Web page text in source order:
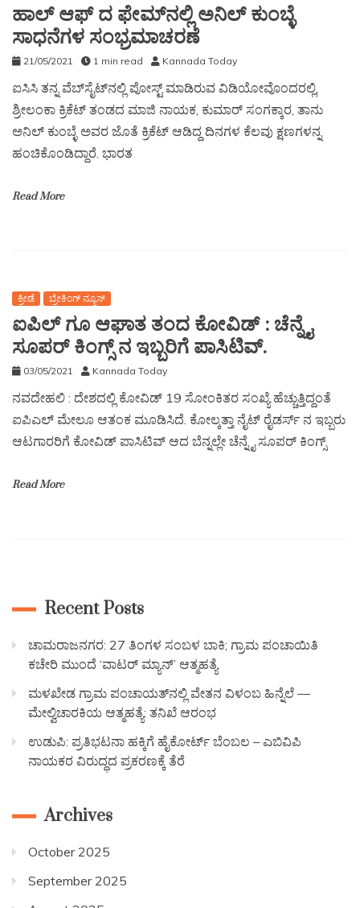
ಹಾಲ್ ಆಫ್ ದ ಫೇಮ್‍ನಲ್ಲಿ ಅನಿಲ್​ ಕುಂಬ್ಳೆ
ಸಾಧನೆಗಳ ಸಂಭ್ರಮಾಚರಣೆ
21/05/2021 1 min read Kannada Today
ಐಸಿಸಿ ತನ್ನ ವೆಬ್‍ಸೈಟ್‍ನಲ್ಲಿ ಪೋಸ್ಟ್ ಮಾಡಿರುವ ವಿಡಿಯೋವೊಂದರಲ್ಲಿ,
ಶ್ರೀಲಂಕಾ ಕ್ರಿಕೆಟ್ ತಂಡದ ಮಾಜಿ ನಾಯಕ, ಕುಮಾರ್ ಸಂಗಕ್ಕಾರ, ತಾನು
ಅನಿಲ್ ಕುಂಬ್ಳೆ ಅವರ ಜೊತೆ ಕ್ರಿಕೆಟ್ ಆಡಿದ್ದ ದಿನಗಳ ಕೆಲವು ಕ್ಷಣಗಳನ್ನ
ಹಂಚಿಕೊಂಡಿದ್ದಾರೆ. ಭಾರತ
Read More
ಕ್ರೀಡೆ ಬ್ರೇಕಿಂಗ್ ನ್ಯೂಸ್
ಐಪಿಲ್ ಗೂ ಆಘಾತ ತಂದ ಕೋವಿಡ್ : ಚೆನ್ನೈ
ಸೂಪರ್ ಕಿಂಗ್ಸ್ ನ ಇಬ್ಬರಿಗೆ ಪಾಸಿಟಿವ್.
03/05/2021 Kannada Today
ನವದೇಹಲಿ : ದೇಶದಲ್ಲಿ ಕೋವಿಡ್ 19 ಸೋಂಕಿತರ ಸಂಖ್ಯೆ ಹೆಚ್ಚುತ್ತಿದ್ದಂತೆ
ಐಪಿಎಲ್ ಮೇಲೂ ಆತಂಕ ಮೂಡಿಸಿದೆ. ಕೋಲ್ಕತ್ತಾ ನೈಟ್ ರೈಡರ್ಸ್ ನ ಇಬ್ಬರು
ಆಟಗಾರರಿಗೆ ಕೋವಿಡ್ ಪಾಸಿಟಿವ್ ಆದ ಬೆನ್ನಲ್ಲೇ ಚೆನ್ನೈ ಸೂಪರ್ ಕಿಂಗ್ಸ್
Read More
Recent Posts
ಚಾಮರಾಜನಗರ: 27 ತಿಂಗಳ ಸಂಬಳ ಬಾಕಿ; ಗ್ರಾಮ ಪಂಚಾಯಿತಿ
ಕಚೇರಿ ಮುಂದೆ ‘ವಾಟರ್ ಮ್ಯಾನ್’ ಆತ್ಮಹತ್ಯೆ
ಮಳಖೇಡ ಗ್ರಾಮ ಪಂಚಾಯತ್‌ನಲ್ಲಿ ವೇತನ ವಿಳಂಬ ಹಿನ್ನೆಲೆ —
ಮೇಲ್ವಿಚಾರಕಿಯ ಆತ್ಮಹತ್ಯೆ: ತನಿಖೆ ಆರಂಭ
ಉಡುಪಿ: ಪ್ರತಿಭಟನಾ ಹಕ್ಕಿಗೆ ಹೈಕೋರ್ಟ್ ಬೆಂಬಲ – ಎಬಿವಿಪಿ
ನಾಯಕರ ವಿರುದ್ಧದ ಪ್ರಕರಣಕ್ಕೆ ತೆರೆ
Archives
October 2025
September 2025